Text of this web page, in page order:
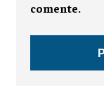
comente.